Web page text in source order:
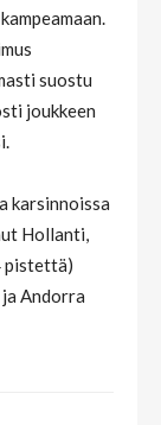
suostu
joukkeen
karsinnoissa
Hollanti,
pistettä)
Andorra